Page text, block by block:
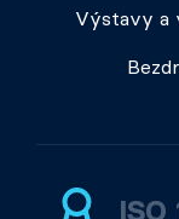
Výstavy a
ISO